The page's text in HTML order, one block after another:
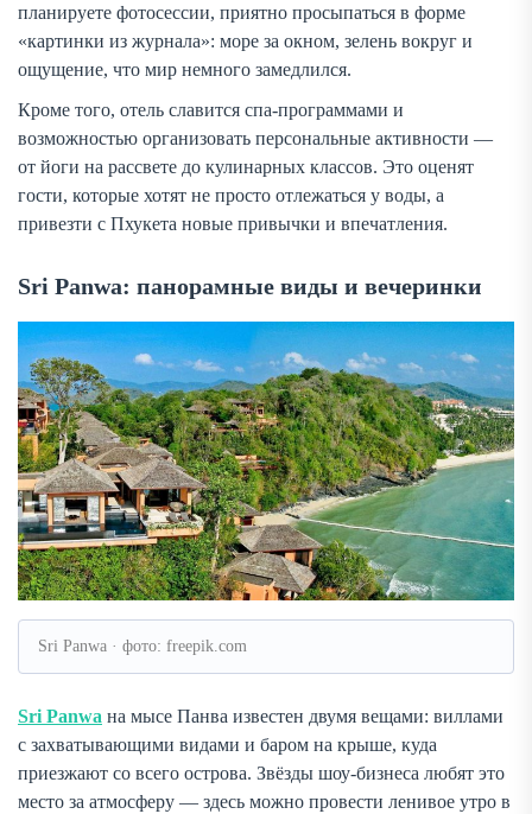
планируете фотосессии, приятно просыпаться в форме
«картинки из журнала»: море за окном, зелень вокруг и
ощущение, что мир немного замедлился.
Кроме того, отель славится спа-программами и
возможностью организовать персональные активности —
от йоги на рассвете до кулинарных классов. Это оценят
гости, которые хотят не просто отлежаться у воды, а
привезти с Пхукета новые привычки и впечатления.
Sri Panwa: панорамные виды и вечеринки
Sri Panwa · фото: freepik.com
Sri Panwa на мысе Панва известен двумя вещами: виллами
с захватывающими видами и баром на крыше, куда
приезжают со всего острова. Звёзды шоу-бизнеса любят это
место за атмосферу — здесь можно провести ленивое утро в